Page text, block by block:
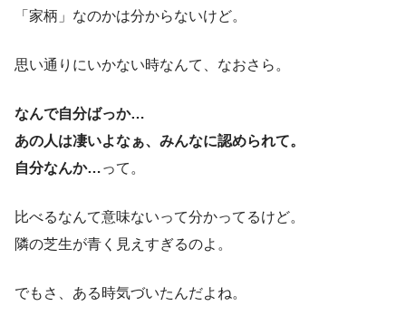
「家柄」なのかは分からないけど。
思い通りにいかない時なんて、なおさら。
なんで自分ばっか…
あの人は凄いよなぁ、みんなに認められて。
自分なんか…って。
比べるなんて意味ないって分かってるけど。
隣の芝生が青く見えすぎるのよ。
でもさ、ある時気づいたんだよね。